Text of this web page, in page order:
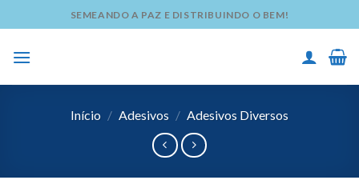
to
content
SEMEANDO A PAZ E DISTRIBUINDO O BEM!
Início / Adesivos / Adesivos Diversos